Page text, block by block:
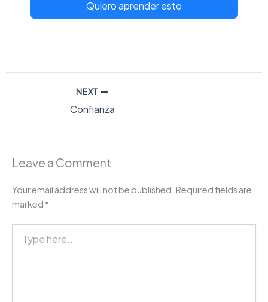
Quiero aprender esto
NEXT
Confianza
Leave a Comment
Your email address will not be published. Required fields are
marked *
here..